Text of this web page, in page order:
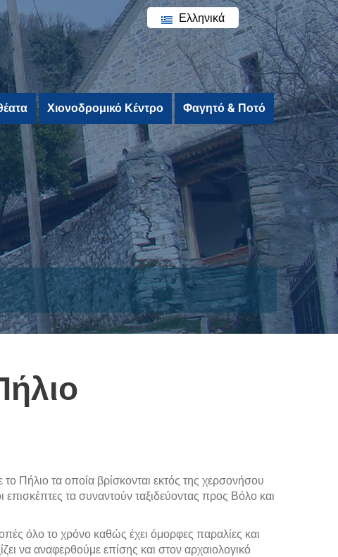
Ελληνικά
English
Χιονοδρομικό Κέντρο Φαγητό & Ποτό
Πήλιο τα οποία βρίσκονται εκτός της χερσονήσου
τα συναντούν ταξιδεύοντας προς Βόλο και
όλο το χρόνο καθώς έχει όμορφες παραλίες και
να αναφερθούμε επίσης και στον αρχαιολογικό